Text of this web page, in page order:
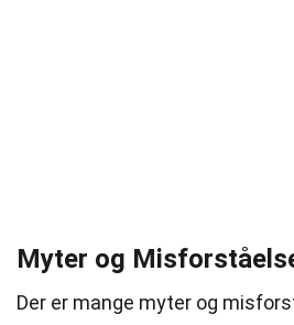
Myter og
Der er mange myter og